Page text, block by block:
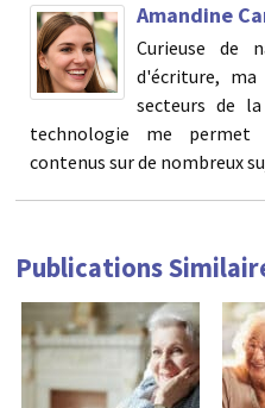
Amandine
Curieuse de
d'écriture,
secteurs de
technologie me permet
contenus sur de nombreux
Publications